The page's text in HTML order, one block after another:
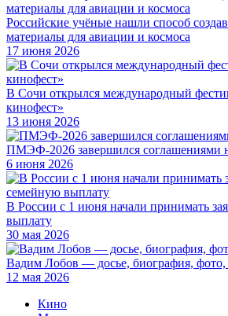
Российские учёные нашли способ
материалы для авиации и космоса
17 июня 2026
В Сочи открылся международный
кинофест»
13 июня 2026
ПМЭФ-2026 завершился соглашениями
6 июня 2026
В России с 1 июня начали принимать
выплату
30 мая 2026
Вадим Лобов — досье, биография, фото,
12 мая 2026
Кино